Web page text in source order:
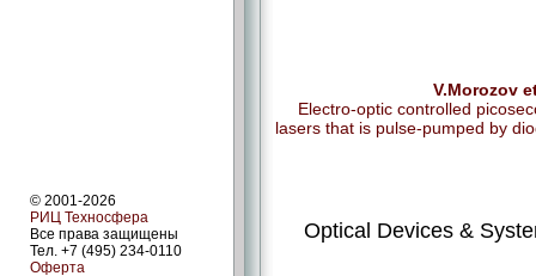
© 2001-2026
РИЦ Техносфера
Все права защищены
Тел. +7 (495) 234-0110
Оферта
V.Morozov
Electro-optic controlled
lasers that is pulse-pumped by
Optical Devices &